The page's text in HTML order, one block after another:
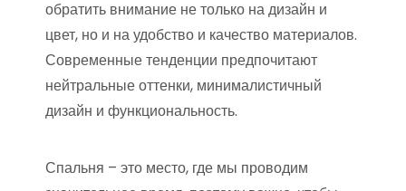
обратить внимание не только на дизайн и
цвет, но и на удобство и качество материалов.
Современные тенденции предпочитают
нейтральные оттенки, минималистичный
дизайн и функциональность.
Спальня – это место, где мы проводим